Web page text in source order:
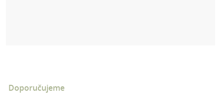
Doporučujeme